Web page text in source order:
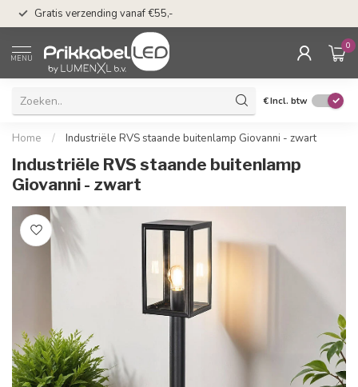
Gratis verzending vanaf €55,-
MENU
0
€Incl. btw
Home / Industriële RVS staande buitenlamp Giovanni - zwart
Industriële RVS staande buitenlamp
Giovanni - zwart